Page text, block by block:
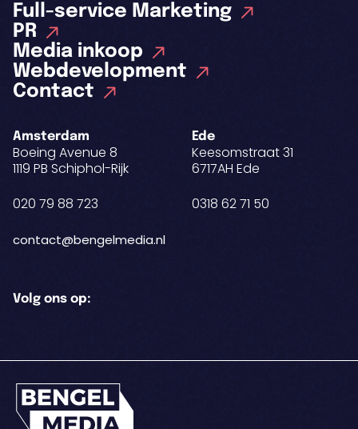
Full-service Marketing
PR
Media inkoop
Webdevelopment
Contact
Amsterdam
Boeing Avenue 8
1119 PB Schiphol-Rijk
020 79 88 723
Ede
Keesomstraat 31
6717AH Ede
0318 62 71 50
contact@bengelmedia.nl
Volg ons op: